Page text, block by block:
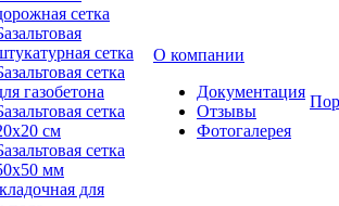
сетка
сетка
сетка
газобетона
сетка
см
сетка
мм
для
О компании
Документация
Отзывы
Фотогалерея